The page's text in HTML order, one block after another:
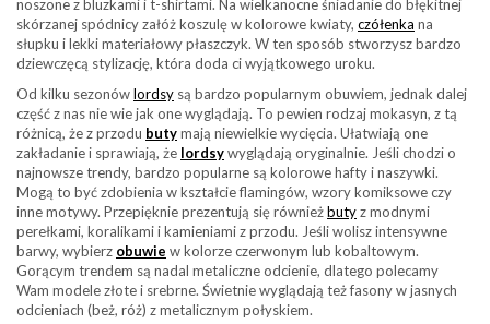
noszone z bluzkami i t-shirtami. Na wielkanocne śniadanie do błękitnej
skórzanej spódnicy załóż koszulę w kolorowe kwiaty, czółenka na
słupku i lekki materiałowy płaszczyk. W ten sposób stworzysz bardzo
dziewczęcą stylizację, która doda ci wyjątkowego uroku.
Od kilku sezonówlordsy są bardzo popularnym obuwiem, jednak dalej
część z nas nie wie jak one wyglądają. To pewien rodzaj mokasyn, z tą
różnicą, że z przodu butymają niewielkie wycięcia. Ułatwiają one
zakładanie i sprawiają, że lordsywyglądają oryginalnie. Jeśli chodzi o
najnowsze trendy, bardzo popularne są kolorowe hafty i naszywki.
Mogą to być zdobienia w kształcie flamingów, wzory komiksowe czy
inne motywy. Przepięknie prezentują się równieżbutyz modnymi
perełkami, koralikami i kamieniami z przodu. Jeśli wolisz intensywne
barwy, wybierz obuwie w kolorze czerwonym lub kobaltowym.
Gorącym trendem są nadal metaliczne odcienie, dlatego polecamy
Wam modele złote i srebrne. Świetnie wyglądają też fasony w jasnych
odcieniach (beż, róż) z metalicznym połyskiem.